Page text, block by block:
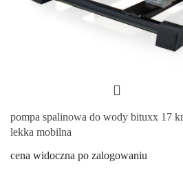
pompa spalinowa do wody bituxx 17
lekka mobilna
cena widoczna po zalogowaniu